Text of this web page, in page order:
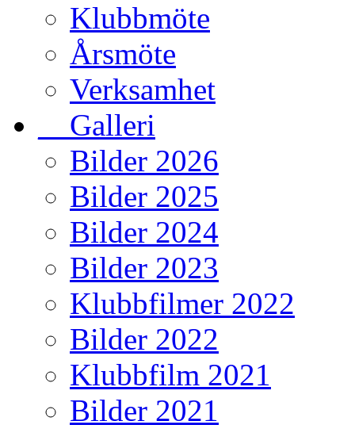
Klubbmöte
Årsmöte
Verksamhet
__Galleri
Bilder 2026
Bilder 2025
Bilder 2024
Bilder 2023
Klubbfilmer 2022
Bilder 2022
Klubbfilm 2021
Bilder 2021